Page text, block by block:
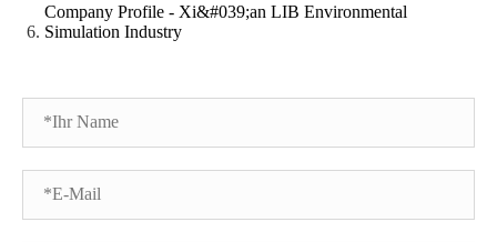
Company Profile - Xi&#039;an LIB Environmental
Simulation Industry